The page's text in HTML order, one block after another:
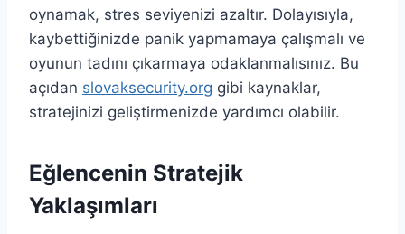
oynamak, stres seviyenizi azaltır. Dolayısıyla,
kaybettiğinizde panik yapmamaya çalışmalı ve
oyunun tadını çıkarmaya odaklanmalısınız. Bu
açıdan slovaksecurity.org gibi kaynaklar,
stratejinizi geliştirmenizde yardımcı olabilir.
Eğlencenin Stratejik
Yaklaşımları